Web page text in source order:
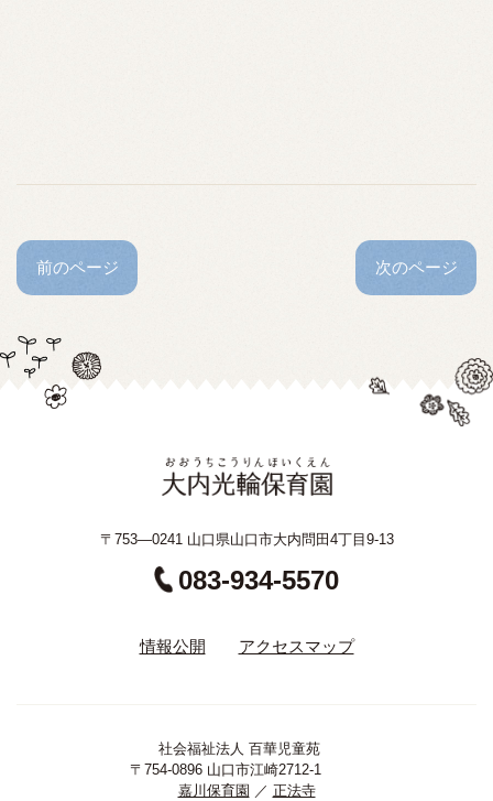
前のページ 次のページ
〒753—0241 山口県山口市大内問田4丁目9-13
083-934-5570
情報公開 アクセスマップ
社会福祉法人 百華児童苑
〒754-0896 山口市江崎2712-1
嘉川保育園 ／ 正法寺